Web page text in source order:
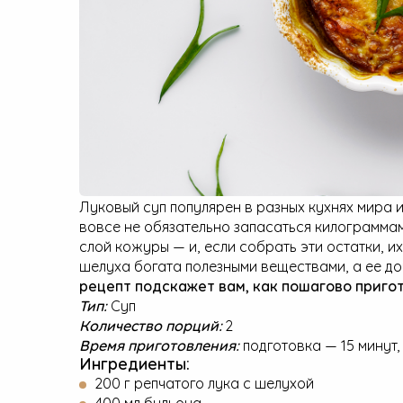
Луковый суп популярен в разных кухнях мира
вовсе не обязательно запасаться
слой кожуры — и, если собрать эти остатки,
шелуха богата полезными веществами, а ее
рецепт подскажет вам, как пошагово
Тип: Суп
Количество порций:2
Время приготовления:подготовка — 15
Ингредиенты:
200 г репчатого лука с шелухой